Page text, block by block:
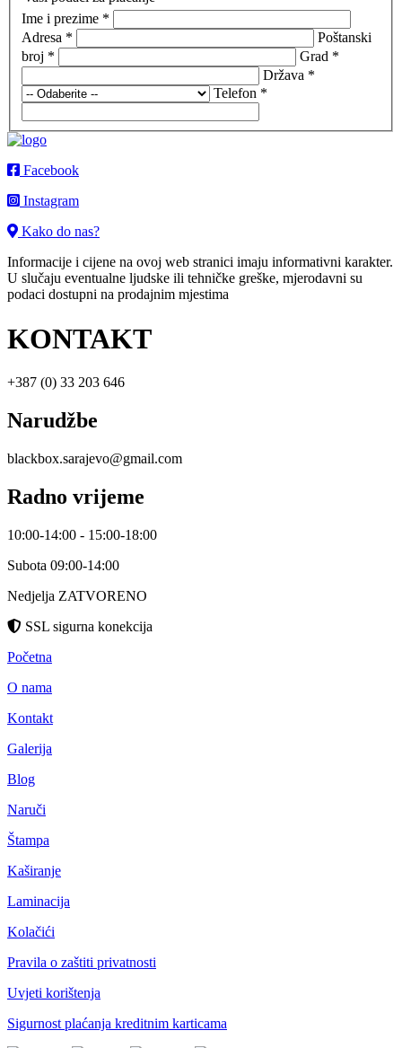
Ime i prezime *
Adresa *
Poštanski
broj * Grad *
Država *
Telefon *
Facebook
Instagram
Kako do nas?
Informacije i cijene na ovoj web stranici imaju informativni karakter.
U slučaju eventualne ljudske ili tehničke greške, mjerodavni su
podaci dostupni na prodajnim mjestima
KONTAKT
+387 (0) 33 203 646
Narudžbe
blackbox.sarajevo@gmail.com
Radno vrijeme
10:00-14:00 - 15:00-18:00
Subota 09:00-14:00
Nedjelja ZATVORENO
SSL sigurna konekcija
Početna
O nama
Kontakt
Galerija
Blog
Naruči
Štampa
Kaširanje
Laminacija
Kolačići
Pravila o zaštiti privatnosti
Uvjeti korištenja
Sigurnost plaćanja kreditnim karticama